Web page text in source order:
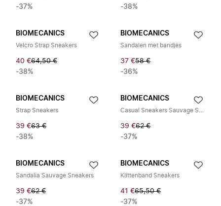
-37%
-38%
BIOMECANICS
Velcro Strap Sneakers
40 €64,50 €
-38%
BIOMECANICS
Sandalen met bandjes
37 €58 €
-36%
BIOMECANICS
Strap Sneakers
39 €63 €
-38%
BIOMECANICS
Casual Sneakers Sauvage Style
39 €62 €
-37%
BIOMECANICS
Sandalia Sauvage Sneakers
39 €62 €
-37%
BIOMECANICS
Klittenband Sneakers
41 €65,50 €
-37%